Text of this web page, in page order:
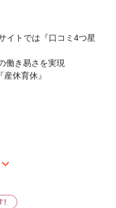
イトでは『口コミ4つ星
働き易さを実現
休育休』